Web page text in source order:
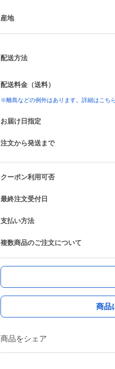
産地
配送方法
配送料金（送料）
※離島などの例外はあります。詳細はこちら
お届け日指定
注文から発送まで
クーポン利用可否
最終注文受付日
支払い方法
複数商品のご注文について
商品
商品をシェア